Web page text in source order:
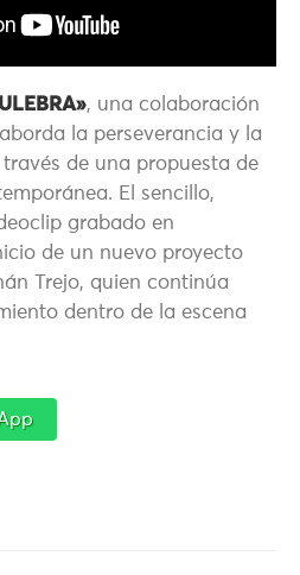
, una colaboración
la perseverancia y la
de una propuesta de
El sencillo,
grabado en
de un nuevo proyecto
Trejo, quien continúa
dentro de la escena